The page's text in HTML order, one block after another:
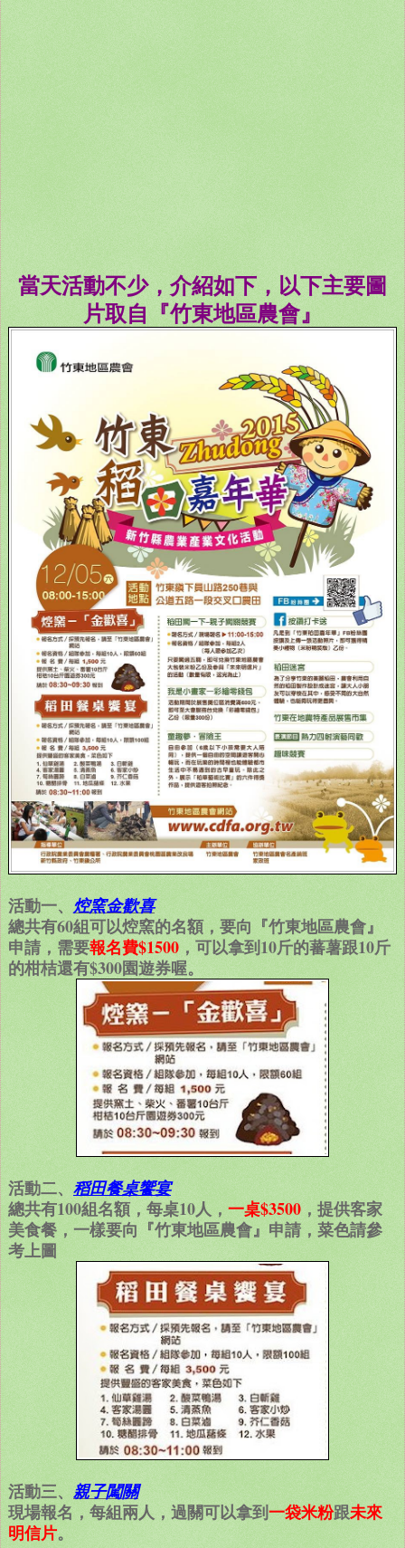
當天活動不少，介紹如下，以下主要圖
片取自『竹東地區農會』
活動一、 焢窯金歡喜
總共有60組可以焢窯的名額，要向『竹東地區農會』
申請，需要報名費$1500 ，可以拿到10斤的蕃薯跟10斤
的柑桔還有$300園遊券喔。
活動二、 稻田餐桌饗宴
總共有100組名額，每桌10人， 一桌$3500 ，提供客家
美食餐，一樣要向『竹東地區農會』申請，菜色請參
考上圖
活動三、 親子闖關
現場報名，每組兩人，過關可以拿到一袋米粉跟未來
明信片。